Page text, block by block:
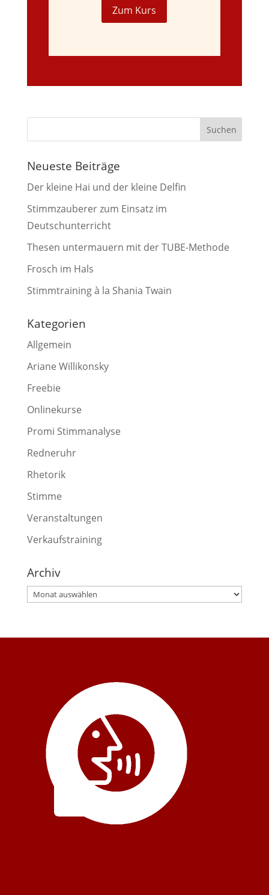
Zum Kurs
Neueste Beiträge
Der kleine Hai und der kleine Delfin
Stimmzauberer zum Einsatz im
Deutschunterricht
Thesen untermauern mit der TUBE-Methode
Frosch im Hals
Stimmtraining à la Shania Twain
Kategorien
Allgemein
Ariane Willikonsky
Freebie
Onlinekurse
Promi Stimmanalyse
Redneruhr
Rhetorik
Stimme
Veranstaltungen
Verkaufstraining
Archiv
Archiv